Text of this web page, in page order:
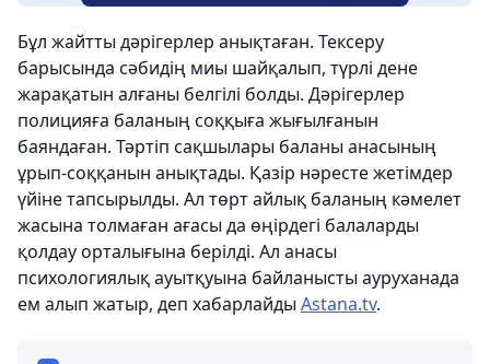
Бұл жайтты дәрігерлер анықтаған. Тексеру
барысында сәбидің миы шайқалып, түрлі дене
жарақатын алғаны белгілі болды. Дәрігерлер
полицияға баланың соққыға жығылғанын
баяндаған. Тәртіп сақшылары баланы анасының
ұрып-соққанын анықтады. Қазір нәресте жетімдер
үйіне тапсырылды. Ал төрт айлық баланың кәмелет
жасына толмаған ағасы да өңірдегі балаларды
қолдау орталығына берілді. Ал анасы
психологиялық ауытқуына байланысты ауруханада
ем алып жатыр, деп хабарлайды Astana.tv.